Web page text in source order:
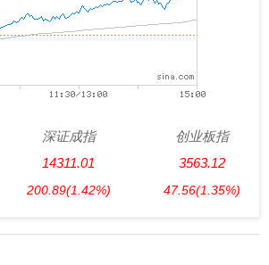
深证成指
14311.01
200.89(1.42%)
创业板指
3563.12
47.56(1.35%)